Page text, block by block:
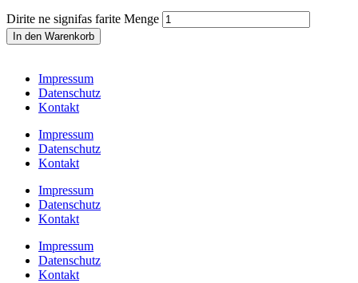
Dirite ne signifas farite Menge
In den Warenkorb
Impressum
Datenschutz
Kontakt
Impressum
Datenschutz
Kontakt
Impressum
Datenschutz
Kontakt
Impressum
Datenschutz
Kontakt